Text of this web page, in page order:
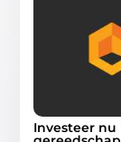
Investeer